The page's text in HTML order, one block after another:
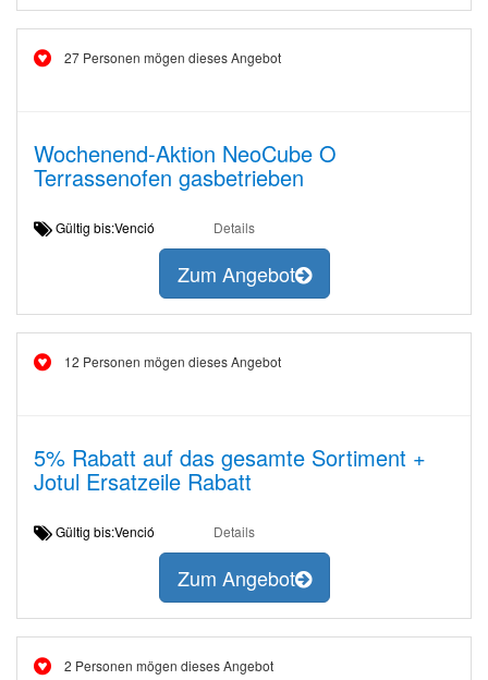
27 Personen mögen dieses Angebot
Wochenend-Aktion NeoCube O
Terrassenofen gasbetrieben
Gültig bis:Venció Details
Zum Angebot
12 Personen mögen dieses Angebot
5% Rabatt auf das gesamte Sortiment +
Jotul Ersatzeile Rabatt
Gültig bis:Venció Details
Zum Angebot
2 Personen mögen dieses Angebot